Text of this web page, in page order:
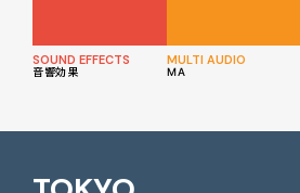
SOUND EFFECTS
音響効果
MULTI AUDIO
MA